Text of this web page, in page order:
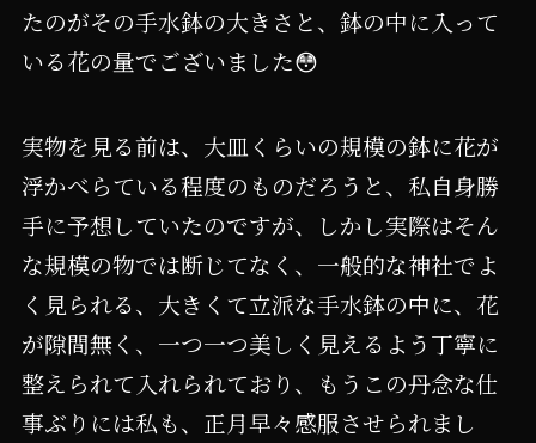
たのがその手水鉢の大きさと、鉢の中に入って
いる花の量でございました😳
実物を見る前は、大皿くらいの規模の鉢に花が
浮かべらている程度のものだろうと、私自身勝
手に予想していたのですが、しかし実際はそん
な規模の物では断じてなく、一般的な神社でよ
く見られる、大きくて立派な手水鉢の中に、花
が隙間無く、一つ一つ美しく見えるよう丁寧に
整えられて入れられており、もうこの丹念な仕
事ぶりには私も、正月早々感服させられまし